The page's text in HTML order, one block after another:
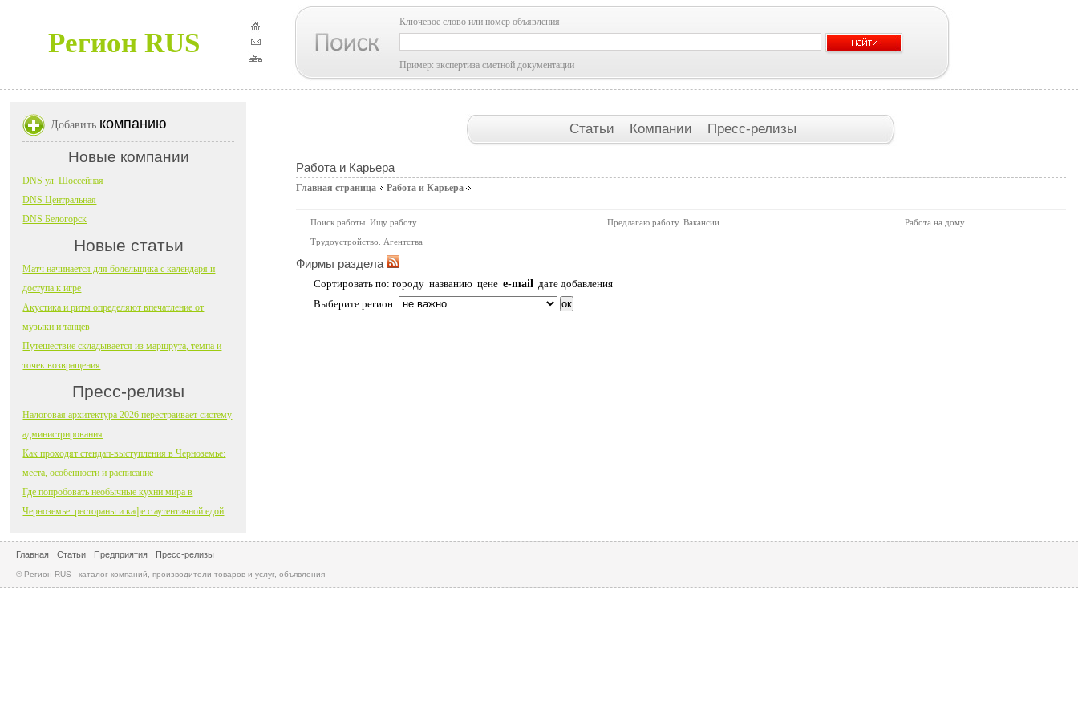
Регион RUS
Ключевое слово или номер объявления
Пример: экспертиза сметной документации
Статьи Компании Пресс-релизы
Работа и Карьера
Главная страница Работа и Карьера
Поиск работы. Ищу работу Предлагаю работу. Вакансии
Работа на дому
Трудоустройство. Агентства
Фирмы раздела
Сортировать по: городу названию цене e-mail дате добавления
Выберите регион:
Добавить компанию
Новые компании
DNS ул. Шоссейная
DNS Центральная
DNS Белогорск
Новые статьи
Матч начинается для болельщика с календаря и
доступа к игре
Акустика и ритм определяют впечатление от
музыки и танцев
Путешествие складывается из маршрута, темпа и
точек возвращения
Пресс-релизы
Налоговая архитектура 2026 перестраивает систему
администрирования
Как проходят стендап-выступления в Черноземье:
места, особенности и расписание
Где попробовать необычные кухни мира в
Черноземье: рестораны и кафе с аутентичной едой
Главная Статьи Предприятия Пресс-релизы
© Регион RUS - каталог компаний, производители товаров и услуг, объявления